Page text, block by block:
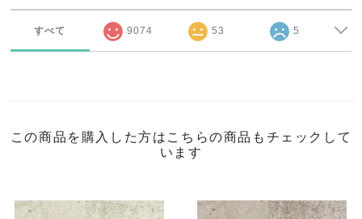
すべて 9074 53 5
この商品を購入した方はこちらの商品もチェックして
います